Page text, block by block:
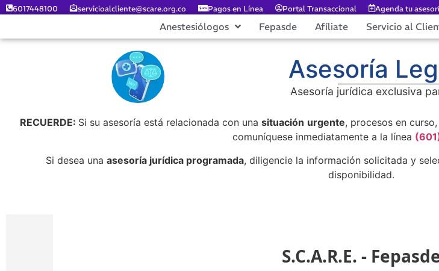
6017448100 servicioalcliente@scare.org.co Pagos en Línea Portal Transaccional Agenda tu
Anestesiólogos Fepasde Afíliate Servicio al
Asesoría
Asesoría jurídica exclusiva
RECUERDE: Si su asesoría está relacionada con una situación urgente, procesos en
comuníquese inmediatamente a la línea
Si desea una asesoría jurídica programada, diligencie la información solicitada y
disponibilidad.